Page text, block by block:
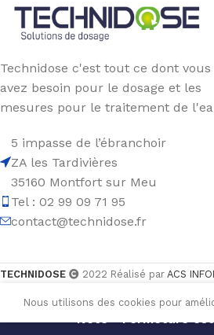
Note - Fermeture
Technidose c'est tout ce dont vous
avez besoin pour le dosage et les
mesures pour le traitement de
5 impasse de l’ébranchoir
ZA les Tardivières
35160 Montfort sur Meu
Tel : 02 99 09 71 95
contact@technidose.fr
TECHNIDOSE 2022 Réalisé par ACS
Nous utilisons des cookies pour